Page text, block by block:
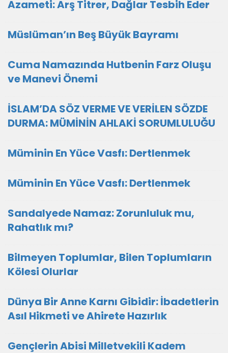
Azameti: Arş Titrer, Dağlar Tesbih Eder
Müslüman’ın Beş Büyük Bayramı
Cuma Namazında Hutbenin Farz Oluşu
ve Manevi Önemi
İSLAM’DA SÖZ VERME VE VERİLEN SÖZDE
DURMA: MÜMİNİN AHLAKİ SORUMLULUĞU
Müminin En Yüce Vasfı: Dertlenmek
Müminin En Yüce Vasfı: Dertlenmek
Sandalyede Namaz: Zorunluluk mu,
Rahatlık mı?
Bilmeyen Toplumlar, Bilen Toplumların
Kölesi Olurlar
Dünya Bir Anne Karnı Gibidir: İbadetlerin
Asıl Hikmeti ve Ahirete Hazırlık
Gençlerin Abisi Milletvekili Kadem